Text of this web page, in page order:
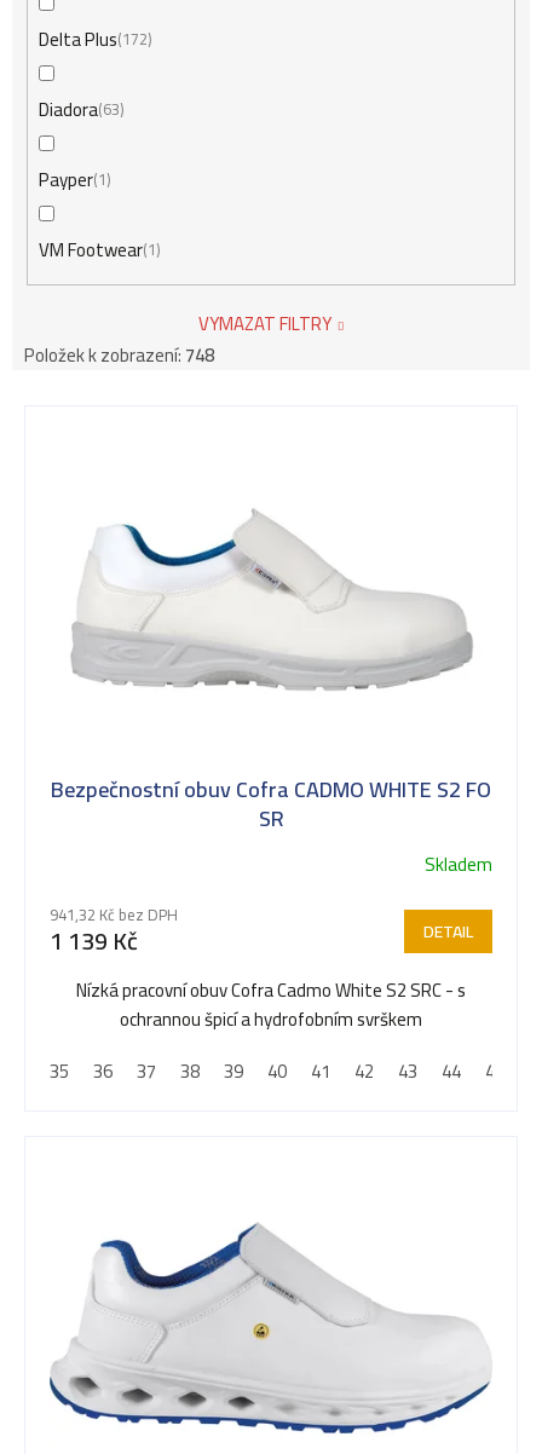
Delta Plus 172
Diadora 63
Payper 1
VM Footwear 1
VYMAZAT FILTRY
Položek k zobrazení:748
Bezpečnostní obuv Cofra CADMO WHITE S2 FO
SR
Skladem
941,32 Kč bez DPH
1 139 Kč DETAIL
Nízká pracovní obuv Cofra Cadmo White S2 SRC - s
ochrannou špicí a hydrofobním svrškem
35
36 37 38 39 40 41 42 43 44 45